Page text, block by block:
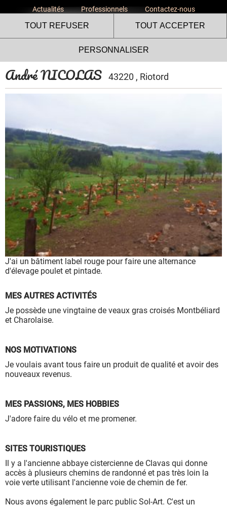
Actualités Professionnels Contactez-nous
André NICOLAS 43220 , Riotord
J'ai un bâtiment label rouge pour faire une alternance
d'élevage poulet et pintade.
MES AUTRES ACTIVITÉS
Je possède une vingtaine de veaux gras croisés Montbéliard
et Charolaise.
NOS MOTIVATIONS
Je voulais avant tous faire un produit de qualité et avoir des
nouveaux revenus.
MES PASSIONS, MES HOBBIES
J'adore faire du vélo et me promener.
SITES TOURISTIQUES
Il y a l'ancienne abbaye cistercienne de Clavas qui donne
accès à plusieurs chemins de randonné et pas très loin la
voie verte utilisant l'ancienne voie de chemin de fer.
Nous avons également le parc public Sol-Art. C'est un
Le site internet Volailles
Fermières de l’Ardèche utilise
des cookies !
Nous utilisons des cookies pour nous assurer du bon
fonctionnement de notre site et à des fins analytiques. Vous
pouvez changer d'avis à tout moment en cliquant sur l'icône
présente sur chaque page de notre site. En autorisant ces
services tiers, vous acceptez le dépôt et la lecture de
cookies et l'utilisation de technologies de suivi nécessaires
à leur bon fonctionnement.
Charte de confidentialité
TOUT REFUSER TOUT ACCEPTER
PERSONNALISER